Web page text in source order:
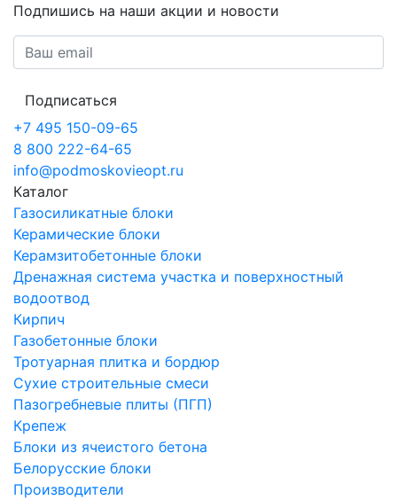
Подпишись на наши акции и новости
Подписаться
+7 495 150-09-65
8 800 222-64-65
info@podmoskovieopt.ru
Каталог
Газосиликатные блоки
Керамические блоки
Керамзитобетонные блоки
Дренажная система участка и поверхностный
водоотвод
Кирпич
Газобетонные блоки
Тротуарная плитка и бордюр
Сухие строительные смеси
Пазогребневые плиты (ПГП)
Крепеж
Блоки из ячеистого бетона
Белорусские блоки
Производители